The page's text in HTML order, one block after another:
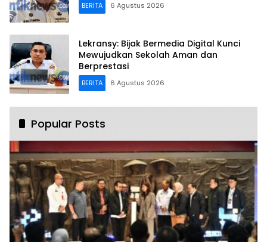
BERITA 6 Agustus 2026
Lekransy: Bijak Bermedia Digital Kunci
Mewujudkan Sekolah Aman dan
Berprestasi
BERITA 6 Agustus 2026
Popular Posts